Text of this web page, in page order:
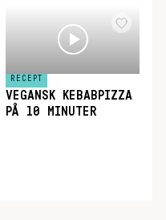
RECEPT
VEGANSK KEBABPIZZA
PÅ 10 MINUTER